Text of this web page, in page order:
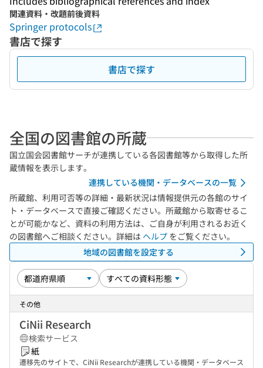
関連資料・改題前後資料
Springer protocols
書店で探す
書店で探す
全国の図書館の所蔵
国立国会図書館サーチが連携している各図書館等から取得した所
蔵情報を表示します。
連携している機関・データベースの一覧
所蔵館、利用可否等の詳細・最新状況は情報提供元の各館のサイ
ト・データベースで直接ご確認ください。所蔵館から取寄せるこ
とが可能かなど、資料の利用方法は、ご自身が利用されるお近く
の図書館へご相談ください。詳細は ヘルプ をご覧ください。
地域の図書館を設定する
その他
CiNii Research
検索サービス
紙
遷移先のサイトで、CiNii Researchが連携している機関・データベース